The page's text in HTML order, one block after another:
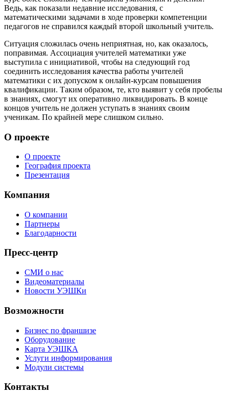
Ведь, как показали недавние исследования, с
математическими задачами в ходе проверки компетенции
педагогов не справился каждый второй школьный учитель.
Ситуация сложилась очень неприятная, но, как оказалось,
поправимая. Ассоциация учителей математики уже
выступила с инициативой, чтобы на следующий год
соединить исследования качества работы учителей
математики с их допуском к онлайн-курсам повышения
квалификации. Таким образом, те, кто выявит у себя пробелы
в знаниях, смогут их оперативно ликвидировать. В конце
концов учитель не должен уступать в знаниях своим
ученикам. По крайней мере слишком сильно.
О проекте
О проекте
География проекта
Презентация
Компания
О компании
Партнеры
Благодарности
Пресс-центр
СМИ о нас
Видеоматериалы
Новости УЭШКи
Возможности
Бизнес по франшизе
Оборудование
Карта УЭШКА
Услуги информирования
Модули системы
Контакты